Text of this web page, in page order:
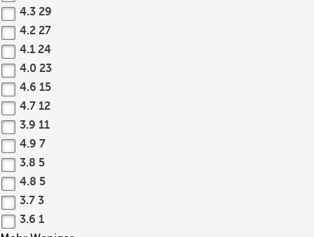
4.3 29
4.2 27
4.1 24
4.0 23
4.6 15
4.7 12
3.9 11
4.9 7
3.8 5
4.8 5
3.7 3
3.6 1